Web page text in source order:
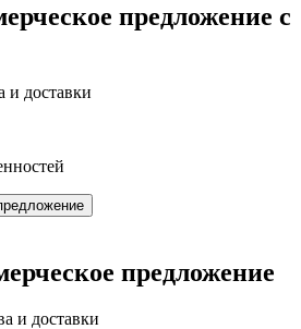
предложение с
и доставки
предложение
и доставки